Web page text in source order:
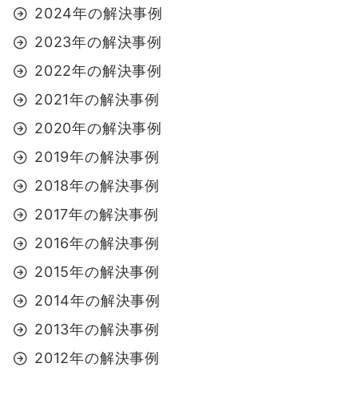
2024年の解決事例
2023年の解決事例
2022年の解決事例
2021年の解決事例
2020年の解決事例
2019年の解決事例
2018年の解決事例
2017年の解決事例
2016年の解決事例
2015年の解決事例
2014年の解決事例
2013年の解決事例
2012年の解決事例